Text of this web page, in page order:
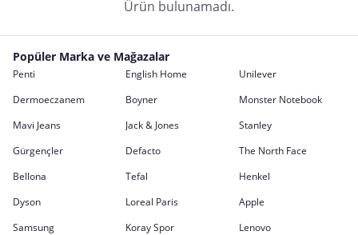
Ürün bulunamadı.
Popüler Marka ve Mağazalar
Penti English Home
Unilever
Dermoeczanem
Boyner
Monster Notebook
Mavi Jeans
Jack & Jones
Stanley
Gürgençler
Defacto
The North Face
Bellona
Tefal
Henkel
Dyson
Loreal Paris
Apple
Samsung
Koray Spor
Lenovo